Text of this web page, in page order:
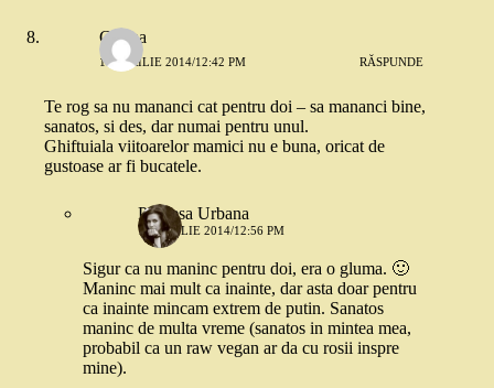
Corina
11 APRILIE 2014/12:42 PM RĂSPUNDE
Te rog sa nu mananci cat pentru doi – sa mananci bine,
sanatos, si des, dar numai pentru unul.
Ghiftuiala viitoarelor mamici nu e buna, oricat de
gustoase ar fi bucatele.
Printesa Urbana
11 APRILIE 2014/12:56 PM
Sigur ca nu maninc pentru doi, era o gluma. 🙂
Maninc mai mult ca inainte, dar asta doar pentru
ca inainte mincam extrem de putin. Sanatos
maninc de multa vreme (sanatos in mintea mea,
probabil ca un raw vegan ar da cu rosii inspre
mine).